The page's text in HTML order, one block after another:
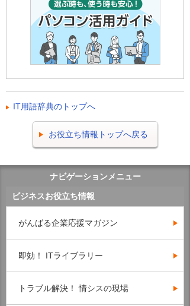
IT用語辞典のトップへ
お役立ち情報トップへ戻る
ナビゲーションメニュー
ビジネスお役立ち情報
がんばる企業応援マガジン
即効！ ITライブラリー
トラブル解決！ 情シスの現場